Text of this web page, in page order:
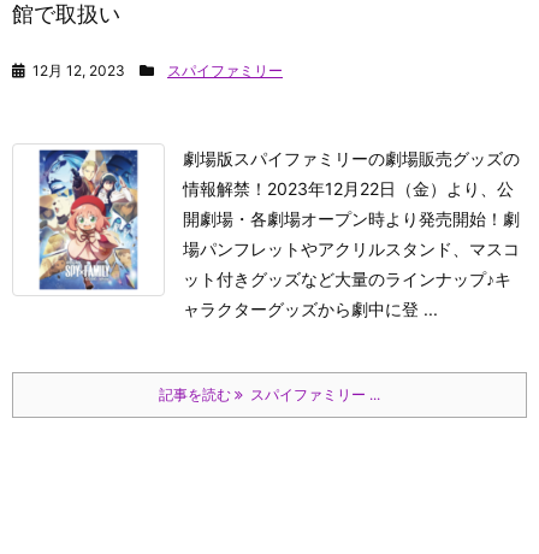
館で取扱い
12月 12, 2023 スパイファミリー
劇場版スパイファミリーの劇場販売グッズの
情報解禁！2023年12月22日（金）より、公
開劇場・各劇場オープン時より発売開始！劇
場パンフレットやアクリルスタンド、マスコ
ット付きグッズなど大量のラインナップ♪キ
ャラクターグッズから劇中に登 ...
記事を読む スパイファミリー ...